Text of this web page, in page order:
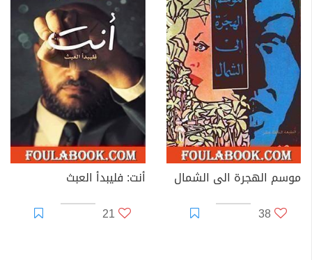
موسم الهجرة الى الشمال
38
أنت: فليبدأ العبث
21